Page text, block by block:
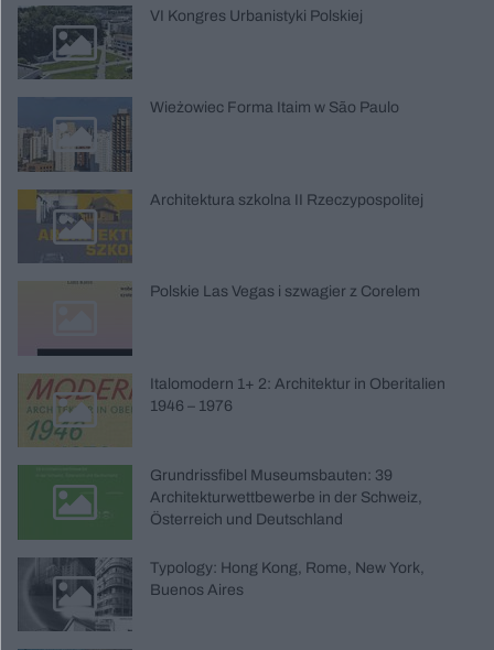
VI Kongres Urbanistyki Polskiej
Wieżowiec Forma Itaim w São Paulo
Architektura szkolna II Rzeczypospolitej
Polskie Las Vegas i szwagier z Corelem
Italomodern 1+ 2: Architektur in Oberitalien
1946 – 1976
Grundrissfibel Museumsbauten: 39
Architekturwettbewerbe in der Schweiz,
Österreich und Deutschland
Typology: Hong Kong, Rome, New York,
Buenos Aires